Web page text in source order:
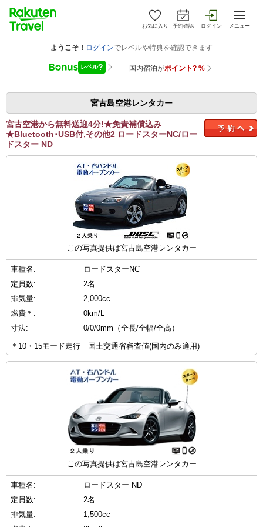
お気に入り 予約確認 ログイン メニュー
宮古島空港レンタカー
宮古空港から無料送迎4分!★免責補償込み
★Bluetooth･USB付,その他2 ロードスターNC/ロー
ドスター ND
この写真提供は宮古島空港レンタカー
車種名:
ロードスターNC
定員数:
2名
排気量:
2,000cc
燃費＊:
0km/L
寸法:
0/0/0mm（全長/全幅/全高）
＊10・15モード走行 国土交通省審査値(国内のみ適用)
この写真提供は宮古島空港レンタカー
車種名:
ロードスター ND
定員数:
2名
排気量:
1,500cc